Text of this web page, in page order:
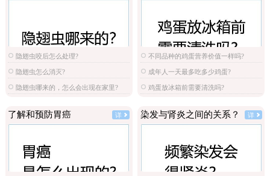
隐翅虫咬后怎么处理?
隐翅虫怎么消灭?
隐翅虫哪来的，怎么会出现在家里?
不同品种的鸡蛋营养价值一样吗?
成年人一天最多吃多少鸡蛋?
鸡蛋放冰箱前需要清洗吗?
了解和预防胃癌 详 染发与肾炎之间的关系？ 详